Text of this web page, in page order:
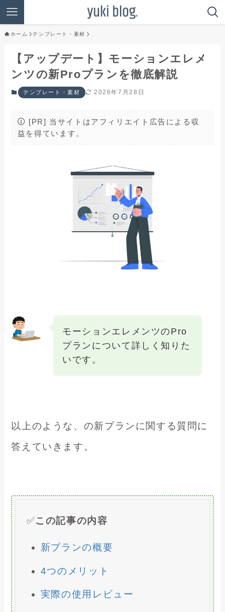
ホーム テンプレート・素材
【アップデート】モーションエレメ
ンツの新Proプランを徹底解説
テンプレート・素材 2026年7月28日
[PR] 当サイトはアフィリエイト広告による収
益を得ています。
モーションエレメンツのPro
プランについて詳しく知りた
いです。
以上のような、の新プランに関する質問に
答えていきます。
✅この記事の内容
新プランの概要
4つのメリット
実際の使用レビュー